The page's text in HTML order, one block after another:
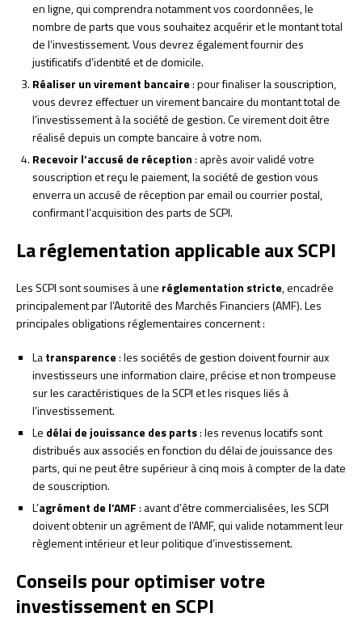
en ligne, qui comprendra notamment vos coordonnées, le
nombre de parts que vous souhaitez acquérir et le montant total
de l’investissement. Vous devrez également fournir des
justificatifs d’identité et de domicile.
Réaliser un virement bancaire: pour finaliser la souscription,
vous devrez effectuer un virement bancaire du montant total de
l’investissement à la société de gestion. Ce virement doit être
réalisé depuis un compte bancaire à votre nom.
Recevoir l’accusé de réception: après avoir validé votre
souscription et reçu le paiement, la société de gestion vous
enverra un accusé de réception par email ou courrier postal,
confirmant l’acquisition des parts de SCPI.
La réglementation applicable aux SCPI
Les SCPI sont soumises à une réglementation stricte, encadrée
principalement par l’Autorité des Marchés Financiers (AMF). Les
principales obligations réglementaires concernent :
Latransparence: les sociétés de gestion doivent fournir aux
investisseurs une information claire, précise et non trompeuse
sur les caractéristiques de la SCPI et les risques liés à
l’investissement.
Le délai de jouissance des parts: les revenus locatifs sont
distribués aux associés en fonction du délai de jouissance des
parts, qui ne peut être supérieur à cinq mois à compter de la date
de souscription.
L’agrément de l’AMF: avant d’être commercialisées, les SCPI
doivent obtenir un agrément de l’AMF, qui valide notamment leur
règlement intérieur et leur politique d’investissement.
Conseils pour optimiser votre
investissement en SCPI